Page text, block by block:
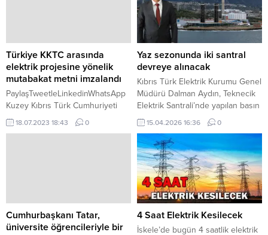
Türkiye KKTC arasında
elektrik projesine yönelik
mutabakat metni imzalandı
PaylaşTweetleLinkedinWhatsApp
Kuzey Kıbrıs Türk Cumhuriyeti
Başbakanı Ünal Üstel, Ankara’da
Türkiye Cumhuriyeti
görüşmelerde 20 Temmuz’da
açılması planlanan yeni Ercan
Havalimanı’na yönelik son
18.07.2023 18:43 0
Yaz sezonunda iki santral
devreye alınacak
Kıbrıs Türk Elektrik Kurumu Genel
Müdürü Dalman Aydın, Teknecik
Elektrik Santrali’nde yapılan basın
açıklamasında yaz dönemine
yönelik enerji planlamasına ilişkin
değerlendirmelerde bulundu.
Aydın, yaz aylarında iki adet
termik santralin devreye
alınmasının öngörüldüğünü
belirterek, bu santrallerin
sorunsuz şekilde hizmet
vermesinin hedeflendiğini ifade
etti. KIB-TEK’in her zaman halka
15.04.2026 16:36 0
Cumhurbaşkanı Tatar,
üniversite öğrencileriyle bir
4 Saat Elektrik Kesilecek
İskele’de bugün 4 saatlik elektrik